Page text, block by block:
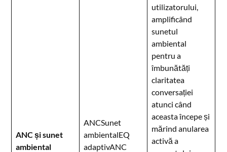
ANC și sunet
ambiental
ANCSunet
ambientalEQ
adaptivANC
utilizatorului,
amplificând
sunetul
ambiental
pentru a
îmbunătăți
claritatea
conversației
atunci când
aceasta începe și
mărind anularea
activă a